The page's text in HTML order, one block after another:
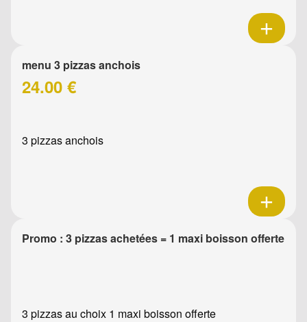
menu 3 pizzas anchois
24.00 €
3 pizzas anchois
Promo : 3 pizzas achetées = 1 maxi boisson offerte
3 pizzas au choix 1 maxi boisson offerte